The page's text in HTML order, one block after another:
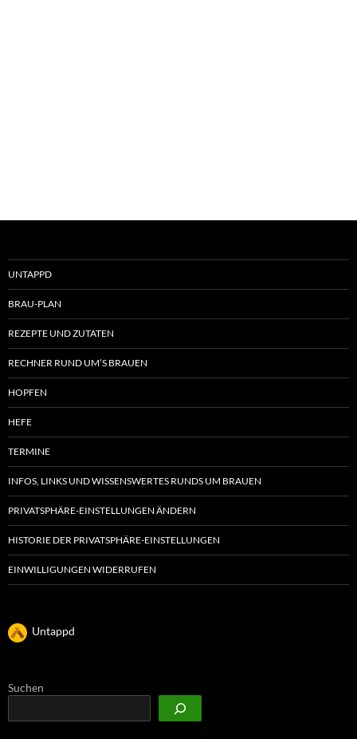
UNTAPPD
BRAU-PLAN
REZEPTE UND ZUTATEN
RECHNER RUND UM’S BRAUEN
HOPFEN
HEFE
TERMINE
INFOS, LINKS UND WISSENSWERTES RUNDS UM BRAUEN
PRIVATSPHÄRE-EINSTELLUNGEN ÄNDERN
HISTORIE DER PRIVATSPHÄRE-EINSTELLUNGEN
EINWILLIGUNGEN WIDERRUFEN
Untappd
Suchen